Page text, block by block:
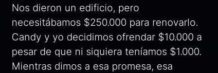
Nos dieron un edificio, pero
necesitábamos $250.000 para renovarlo.
Candy y yo decidimos ofrendar $10.000 a
pesar de que ni siquiera teníamos $1.000.
Mientras dimos a esa promesa, esa